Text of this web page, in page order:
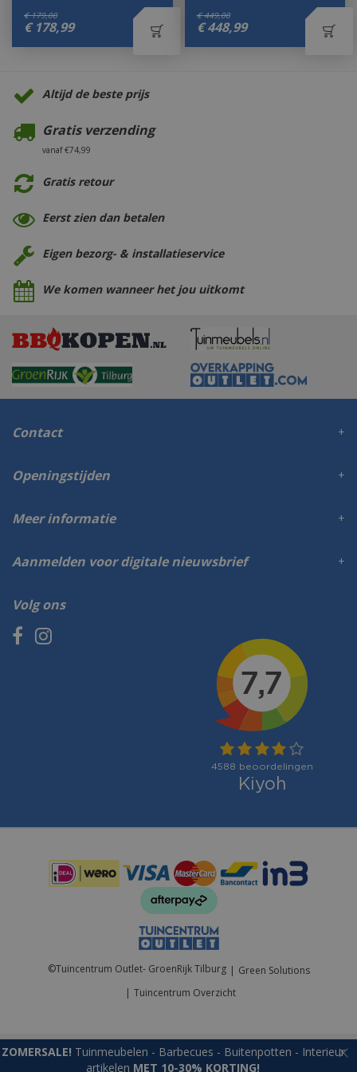
ZOMERSALE! Tuinmeubelen - Barbecues - Buitenpotten - Interieur
artikelen MET 10-30% KORTING!
€ 179,00
€ 178,99
€ 449,00
€ 448,99
Altijd de beste prijs
Gratis verzending
vanaf €74,99
Gratis retour
Eerst zien dan betalen
Eigen bezorg- & installatieservice
We komen wanneer het jou uitkomt
Contact
Volg ons
Openingstijden
Meer informatie
Aanmelden voor digitale nieuwsbrief
©Tuincentrum Outlet- GroenRijk Tilburg
Green Solutions
Tuincentrum Overzicht